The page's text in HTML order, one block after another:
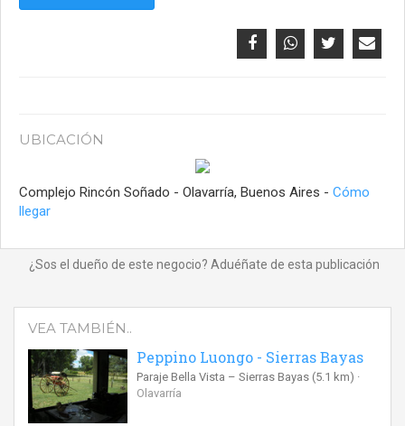
UBICACIÓN
Complejo Rincón Soñado - Olavarría, Buenos Aires - Cómo
llegar
¿Sos el dueño de este negocio? Aduéñate de esta publicación
VEA TAMBIÉN..
Peppino Luongo - Sierras Bayas
Paraje Bella Vista – Sierras Bayas (5.1 km)
Olavarría